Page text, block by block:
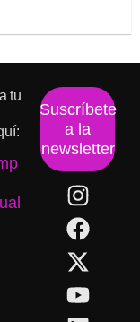
tu
Suscríbete
a la
newsletter